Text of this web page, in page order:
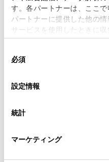
す。各パートナーは、ここ
パートナーに提供した他の
サービスを使用したときに
使用することがあります。
デバイスにすべてのCookie(
意したことになります。
設定の変更、同意を撤回し
「Cookie（クッキー）情報
必須
設定情報
統計
マーケティング
車線逸脱警報